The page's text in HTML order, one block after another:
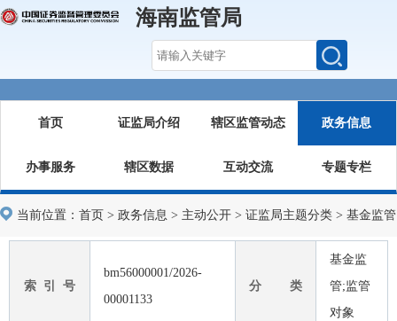
海南监管局
首页 证监局介绍 辖区监管动态 政务信息
办事服务 辖区数据 互动交流 专题专栏
当前位置： 首页 > 政务信息 > 主动公开 > 证监局主题分类 > 基金监管
索 引 号
bm56000001/2026-
00001133
分 类
基金监
管;监管
对象